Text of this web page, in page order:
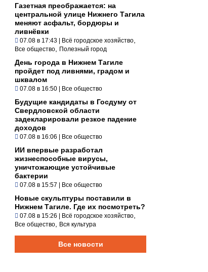
Газетная преображается: на
центральной улице Нижнего Тагила
меняют асфальт, бордюры и
ливнёвки
07.08 в 17:43 | Всё городское хозяйство
Все общество Полезный город
День города в Нижнем Тагиле
пройдет под ливнями, градом и
шквалом
07.08 в 16:50 | Все общество
Будущие кандидаты в Госдуму от
Свердловской области
задекларировали резкое падение
доходов
07.08 в 16:06 | Все общество
ИИ впервые разработал
жизнеспособные вирусы,
уничтожающие устойчивые
бактерии
07.08 в 15:57 | Все общество
Новые скульптуры поставили в
Нижнем Тагиле. Где их посмотреть?
07.08 в 15:26 | Всё городское хозяйство
Все общество Вся культура
Все новости